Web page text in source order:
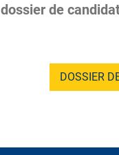
dossier de
DOSSIER